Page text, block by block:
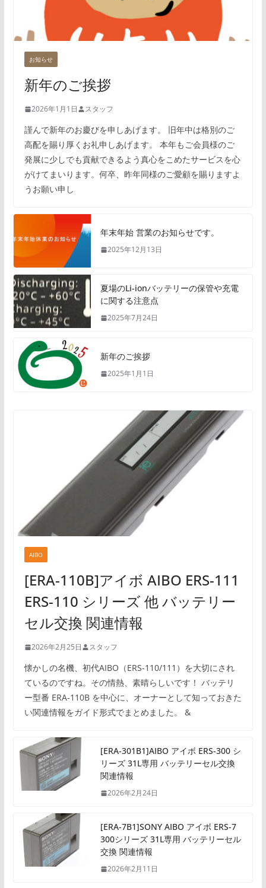
お知らせ
新年のご挨拶
2026年1月1日 スタッフ
謹んで新年のお慶びを申しあげます。 旧年中は格別のご
高配を賜り厚くお礼申しあげます。 本年もご会員様のご
発展に少しでも貢献できるよう真心をこめたサービスを心
がけてまいります。何卒、昨年同様のご愛顧を賜りますよ
うお願い申し
年末年始 営業のお知らせです。
2025年12月13日
夏場のLi-ionバッテリーの保管や充電
に関する注意点
2025年7月24日
新年のご挨拶
2025年1月1日
AIBO
[ERA-110B]アイボ AIBO ERS-111
ERS-110 シリーズ 他 バッテリー
セル交換 関連情報
2026年2月25日 スタッフ
懐かしの名機、初代AIBO（ERS-110/111）を大切にされ
ているのですね。その情熱、素晴らしいです！ バッテリ
ー型番 ERA-110B を中心に、オーナーとして知っておきた
い関連情報をガイド形式でまとめました。 &
[ERA-301B1]AIBO アイボ ERS-300 シ
リーズ 31L専用 バッテリーセル交換
関連情報
2026年2月24日
[ERA-7B1]SONY AIBO アイボ ERS-7
300シリーズ 31L専用 バッテリーセル
交換 関連情報
2026年2月11日